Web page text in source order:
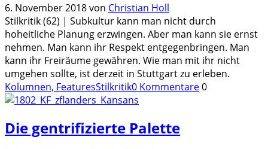
6. November 2018von Christian Holl
Stilkritik (62) | Subkultur kann man nicht durch
hoheitliche Planung erzwingen. Aber man kann sie ernst
nehmen. Man kann ihr Respekt entgegenbringen. Man
kann ihr Freiräume gewähren. Wie man mit ihr nicht
umgehen sollte, ist derzeit in Stuttgart zu erleben.
Kolumnen, FeaturesStilkritik0 Kommentare0
Die gentrifizierte Palette